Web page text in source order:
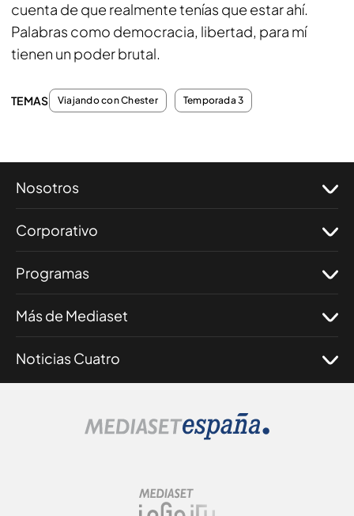
cuenta de que realmente tenías que estar ahí.
Palabras como democracia, libertad, para mí
tienen un poder brutal.
TEMAS Viajando con Chester Temporada 3
Nosotros
Corporativo
Programas
Más de Mediaset
Noticias Cuatro